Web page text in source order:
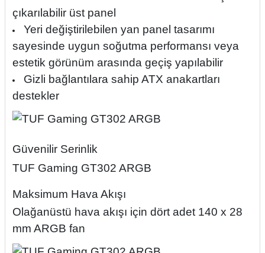
çıkarılabilir üst panel
Yeri değiştirilebilen yan panel tasarımı
sayesinde uygun soğutma performansı veya
estetik görünüm arasında geçiş yapılabilir
Gizli bağlantılara sahip ATX anakartları
destekler
Güvenilir Serinlik
TUF Gaming GT302 ARGB
Maksimum Hava Akışı
Olağanüstü hava akışı için dört adet 140 x 28
mm ARGB fan